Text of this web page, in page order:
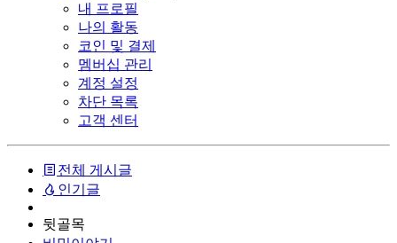
내 프로필
나의 활동
코인 및 결제
멤버십 관리
계정 설정
차단 목록
고객 센터
전체 게시글
인기글
뒷골목